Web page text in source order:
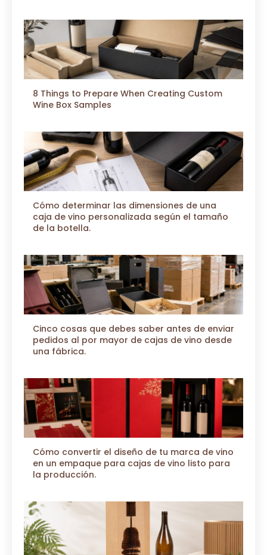
8 Things to Prepare When Creating Custom
Wine Box Samples
Cómo determinar las dimensiones de una
caja de vino personalizada según el tamaño
de la botella.
Cinco cosas que debes saber antes de enviar
pedidos al por mayor de cajas de vino desde
una fábrica.
Cómo convertir el diseño de tu marca de vino
en un empaque para cajas de vino listo para
la producción.